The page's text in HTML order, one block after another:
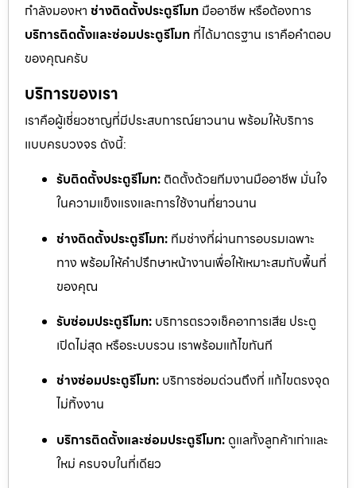
กำลังมองหา ช่างติดตั้งประตูรีโมท มืออาชีพ หรือต้องการ
บริการติดตั้งและซ่อมประตูรีโมท ที่ได้มาตรฐาน เราคือคำตอบ
ของคุณครับ
บริการของเรา
เราคือผู้เชี่ยวชาญที่มีประสบการณ์ยาวนาน พร้อมให้บริการ
แบบครบวงจร ดังนี้:
รับติดตั้งประตูรีโมท: ติดตั้งด้วยทีมงานมืออาชีพ มั่นใจ
ในความแข็งแรงและการใช้งานที่ยาวนาน
ช่างติดตั้งประตูรีโมท: ทีมช่างที่ผ่านการอบรมเฉพาะ
ทาง พร้อมให้คำปรึกษาหน้างานเพื่อให้เหมาะสมกับพื้นที่
ของคุณ
รับซ่อมประตูรีโมท: บริการตรวจเช็คอาการเสีย ประตู
เปิดไม่สุด หรือระบบรวน เราพร้อมแก้ไขทันที
ช่างซ่อมประตูรีโมท: บริการซ่อมด่วนถึงที่ แก้ไขตรงจุด
ไม่ทิ้งงาน
บริการติดตั้งและซ่อมประตูรีโมท: ดูแลทั้งลูกค้าเก่าและ
ใหม่ ครบจบในที่เดียว